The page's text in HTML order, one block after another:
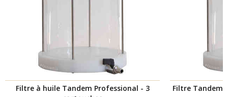
Filtre à huile Tandem Professional - 3
Filtre Tandem